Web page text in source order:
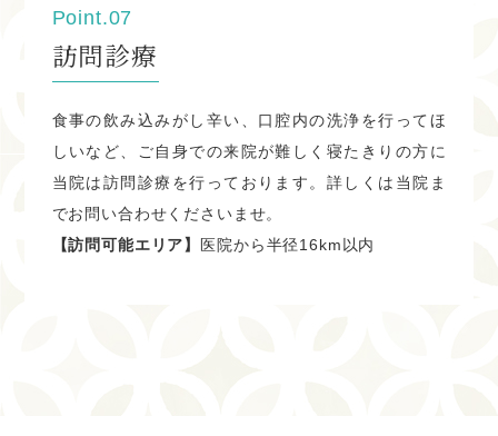
3・5・9・12・16・19・23・26・30
WEB予約、電話予約開始しております。
2023.05.20
6月の休診日は下記の通りです。
Point.07
訪問診療
食事の飲み込みがし辛い、口腔内の洗浄を行ってほ
しいなど、ご自身での来院が難しく寝たきりの方に
当院は訪問診療を行っております。詳しくは当院ま
でお問い合わせくださいませ。
【訪問可能エリア】 医院から半径16km以内